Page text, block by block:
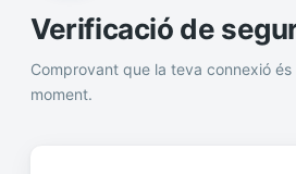
Verificació de
Comprovant que la teva connexió és
moment.